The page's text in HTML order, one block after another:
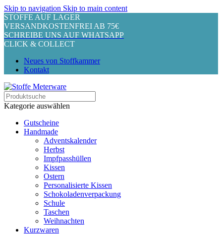
Skip to navigation Skip to main content
STOFFE AUF LAGER
VERSANDKOSTENFREI AB 75€
SCHREIBE UNS AUF WHATSAPP
CLICK & COLLECT
Neues von Stoffkammer
Kontakt
Kategorie auswählen
Gutscheine
Handmade
Adventskalender
Herbst
Impfpasshüllen
Kissen
Ostern
Personalisierte Kissen
Schokoladenverpackung
Schule
Taschen
Weihnachten
Kurzwaren